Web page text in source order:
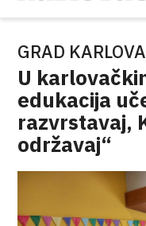
GRAD
U
edukacija
razvrstavaj,
održavaj“